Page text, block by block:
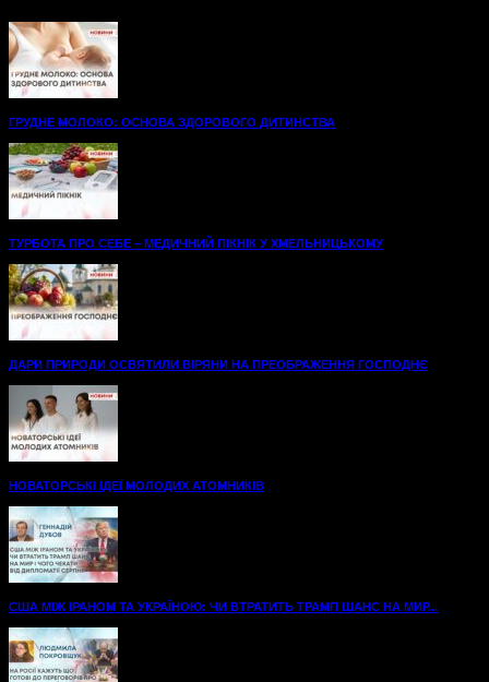
ГРУДНЕ МОЛОКО: ОСНОВА ЗДОРОВОГО ДИТИНСТВА
ТУРБОТА ПРО СЕБЕ – МЕДИЧНИЙ ПІКНІК У ХМЕЛЬНИЦЬКОМУ
ДАРИ ПРИРОДИ ОСВЯТИЛИ ВІРЯНИ НА ПРЕОБРАЖЕННЯ ГОСПОДНЄ
НОВАТОРСЬКІ ІДЕЇ МОЛОДИХ АТОМНИКІВ
США МІЖ ІРАНОМ ТА УКРАЇНОЮ: ЧИ ВТРАТИТЬ ТРАМП ШАНС НА МИР...